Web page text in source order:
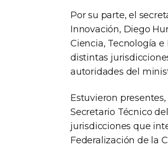
Por su parte, el
Innovación, Diego
Ciencia, Tecnología
distintas
autoridades del
Estuvieron presentes,
Secretario Técnico
jurisdicciones que
Federalización de la